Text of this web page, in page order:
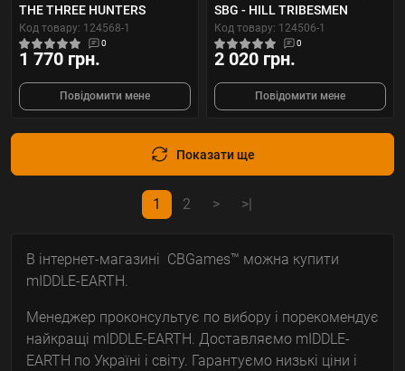
THE THREE HUNTERS
Код товару: 124568-1
0
1 770 грн.
Повідомити мене
SBG - HILL TRIBESMEN
Код товару: 124506-1
0
2 020 грн.
Повідомити мене
Показати ще
1 2 > >|
В інтернет-магазині CBGames™ можна купити
mIDDLE-EARTH.
Менеджер проконсультує по вибору і порекомендує
найкращі mIDDLE-EARTH. Доставляємо mIDDLE-
EARTH по Україні і світу. Гарантуємо низькі ціни і